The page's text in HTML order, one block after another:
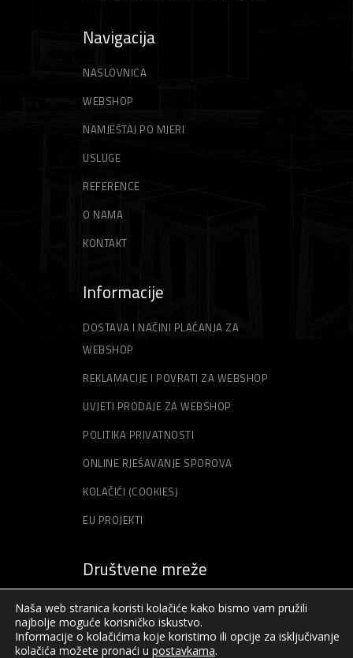
Navigacija
NASLOVNICA
WEBSHOP
NAMJEŠTAJ PO MJERI
USLUGE
REFERENCE
O NAMA
KONTAKT
Informacije
DOSTAVA I NAČINI PLAĆANJA ZA
WEBSHOP
REKLAMACIJE I POVRATI ZA WEBSHOP
UVJETI PRODAJE ZA WEBSHOP
POLITIKA PRIVATNOSTI
ONLINE RJEŠAVANJE SPOROVA
KOLAČIĆI (COOKIES)
EU PROJEKTI
Društvene mreže
Naša web stranica koristi kolačiće kako bismo vam pružili
najbolje moguće korisničko iskustvo.
Informacije o kolačićima koje koristimo ili opcije za isključivanje
kolačića možete pronaći u postavkama.